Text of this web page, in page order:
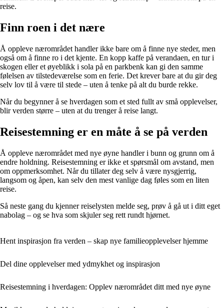
reise.
Finn roen i det nære
Å oppleve nærområdet handler ikke bare om å finne nye steder, men
også om å finne ro i det kjente. En kopp kaffe på verandaen, en tur i
skogen eller et øyeblikk i sola på en parkbenk kan gi den samme
følelsen av tilstedeværelse som en ferie. Det krever bare at du gir deg
selv lov til å være til stede – uten å tenke på alt du burde rekke.
Når du begynner å se hverdagen som et sted fullt av små opplevelser,
blir verden større – uten at du trenger å reise langt.
Reisestemning er en måte å se på verden
Å oppleve nærområdet med nye øyne handler i bunn og grunn om å
endre holdning. Reisestemning er ikke et spørsmål om avstand, men
om oppmerksomhet. Når du tillater deg selv å være nysgjerrig,
langsom og åpen, kan selv den mest vanlige dag føles som en liten
reise.
Så neste gang du kjenner reiselysten melde seg, prøv å gå ut i ditt eget
nabolag – og se hva som skjuler seg rett rundt hjørnet.
Hent inspirasjon fra verden – skap nye familieopplevelser hjemme
Del dine opplevelser med ydmykhet og inspirasjon
Reisestemning i hverdagen: Opplev nærområdet ditt med nye øyne